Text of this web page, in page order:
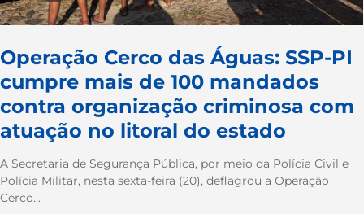
Operação Cerco das Águas: SSP-PI
cumpre mais de 100 mandados
contra organização criminosa com
atuação no litoral do estado
A Secretaria de Segurança Pública, por meio da Polícia Civil e
Polícia Militar, nesta sexta-feira (20), deflagrou a Operação
Cerco...